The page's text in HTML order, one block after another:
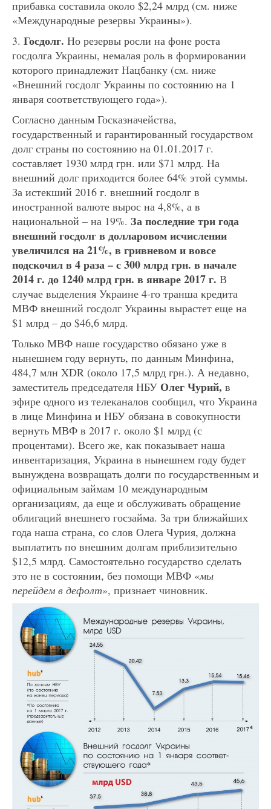
прибавка составила около $2,24 млрд (см. ниже
«Международные резервы Украины»).
3. Госдолг. Но резервы росли на фоне роста
госдолга Украины, немалая роль в формировании
которого принадлежит Нацбанку (см. ниже
«Внешний госдолг Украины по состоянию на 1
января соответствующего года»).
Согласно данным Госказначейства,
государственный и гарантированный государством
долг страны по состоянию на 01.01.2017 г.
составляет 1930 млрд грн. или $71 млрд. На
внешний долг приходится более 64% этой суммы.
За истекший 2016 г. внешний госдолг в
иностранной валюте вырос на 4,8%, а в
национальной – на 19%. За последние три года
внешний госдолг в долларовом исчислении
увеличился на 21%, в гривневом и вовсе
подскочил в 4 раза – с 300 млрд грн. в начале
2014 г. до 1240 млрд грн. в январе 2017 г. В
случае выделения Украине 4-го транша кредита
МВФ внешний госдолг Украины вырастет еще на
$1 млрд – до $46,6 млрд.
Только МВФ наше государство обязано уже в
нынешнем году вернуть, по данным Минфина,
484,7 млн XDR (около 17,5 млрд грн.). А недавно,
заместитель председателя НБУ Олег Чурий, в
эфире одного из телеканалов сообщил, что Украина
в лице Минфина и НБУ обязана в совокупности
вернуть МВФ в 2017 г. около $1 млрд (с
процентами). Всего же, как показывает наша
инвентаризация, Украина в нынешнем году будет
вынуждена возвращать долги по государственным и
официальным займам 10 международным
организациям, да еще и обслуживать обращение
облигаций внешнего госзайма. За три ближайших
года наша страна, со слов Олега Чурия, должна
выплатить по внешним долгам приблизительно
$12,5 млрд. Самостоятельно государство сделать
это не в состоянии, без помощи МВФ «мы
перейдем в дефолт», признает чиновник.